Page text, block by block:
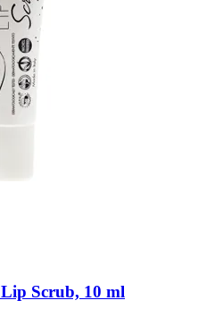
Lip Scrub, 10 ml